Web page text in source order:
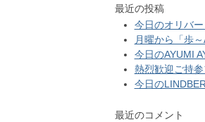
最近の投稿
今日のオリバ
月曜から「歩
今日のAYUMI
熱烈歓迎ご持
今日の
最近のコメント